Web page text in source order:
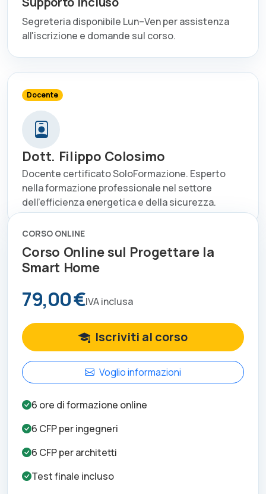
Segreteria disponibile Lun–Ven per assistenza
all'iscrizione e domande sul corso.
Docente
Dott. Filippo Colosimo
Docente certificato SoloFormazione. Esperto
nella formazione professionale nel settore
dell'efficienza energetica e della sicurezza.
CORSO ONLINE
Corso Online sul Progettare la
Smart Home
79,00 €IVA inclusa
Iscriviti al corso
Voglio informazioni
6 ore di formazione online
6 CFP peringegneri
6 CFP perarchitetti
Test finale incluso